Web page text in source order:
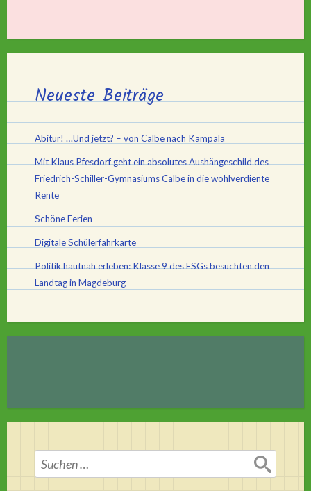
Neueste Beiträge
Abitur! …Und jetzt? – von Calbe nach Kampala
Mit Klaus Pfesdorf geht ein absolutes Aushängeschild des
Friedrich-Schiller-Gymnasiums Calbe in die wohlverdiente
Rente
Schöne Ferien
Digitale Schülerfahrkarte
Politik hautnah erleben: Klasse 9 des FSGs besuchten den
Landtag in Magdeburg
Suchen
nach: